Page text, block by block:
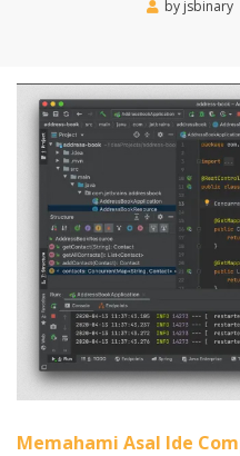
by jsbinary
Memahami Asal Ide